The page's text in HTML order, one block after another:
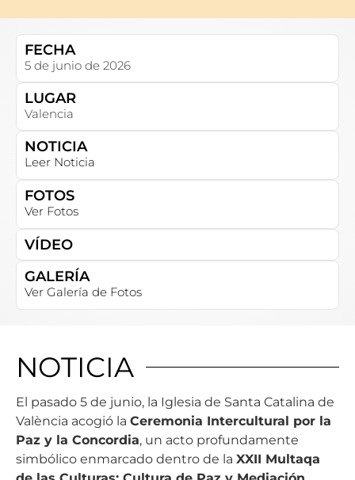
FECHA
5 de junio de 2026
LUGAR
Valencia
NOTICIA
Leer Noticia
FOTOS
Ver Fotos
VÍDEO
GALERÍA
Ver Galería de Fotos
NOTICIA
El pasado 5 de junio, la Iglesia de Santa Catalina de
València acogió la Ceremonia Intercultural por la
Paz y la Concordia, un acto profundamente
simbólico enmarcado dentro de la XXII Multaqa